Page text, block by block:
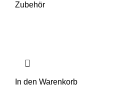
Zubehör
In den Warenkorb